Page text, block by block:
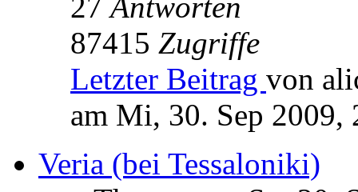
27Antworten
87415 Zugriffe
Letzter Beitrag von
am Mi, 30. Sep 2009,
Veria (bei Tessaloniki)